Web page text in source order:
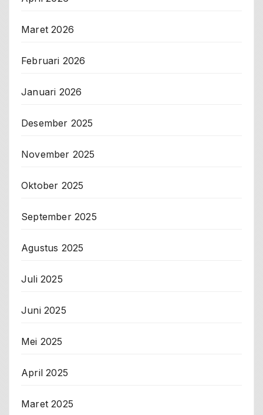
Maret 2026
Februari 2026
Januari 2026
Desember 2025
November 2025
Oktober 2025
September 2025
Agustus 2025
Juli 2025
Juni 2025
Mei 2025
April 2025
Maret 2025